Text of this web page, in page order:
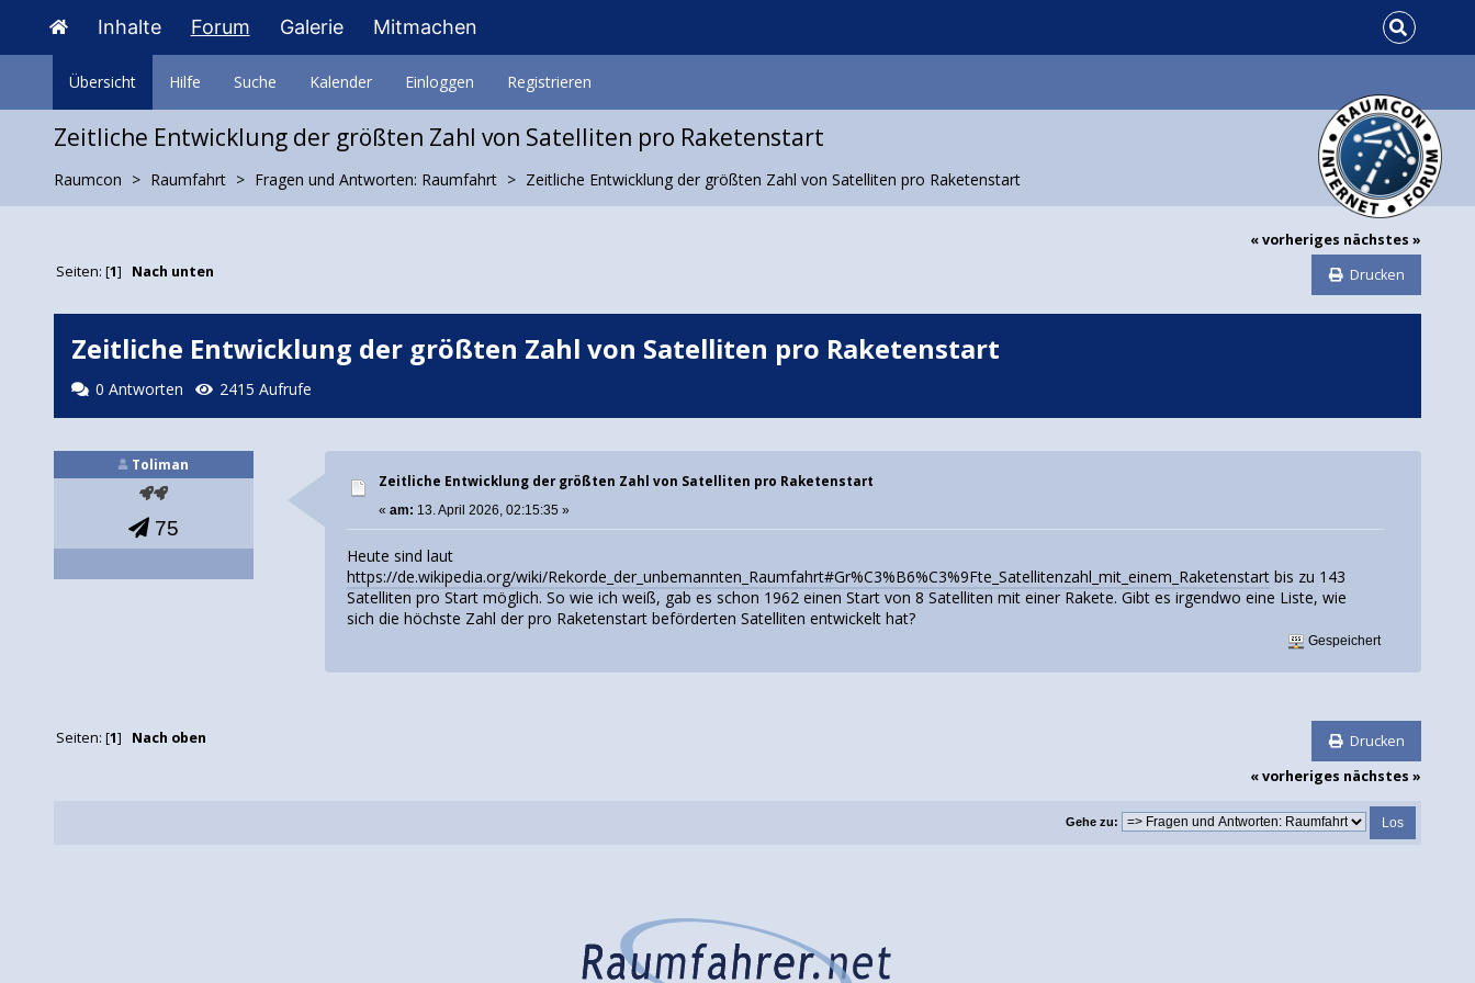
Inhalte Forum Galerie Mitmachen
Übersicht Hilfe Suche Kalender Einloggen Registrieren
Zeitliche Entwicklung der größten Zahl von Satelliten pro Raketenstart
Raumcon Raumfahrt Fragen und Antworten: Raumfahrt Zeitliche Entwicklung der größten Zahl von Satelliten pro Raketenstart
« vorheriges nächstes »
Drucken
Seiten: [1] Nach unten
Zeitliche Entwicklung der größten Zahl von Satelliten pro Raketenstart
0 Antworten 2415 Aufrufe
Toliman
75
Zeitliche Entwicklung der größten Zahl von Satelliten pro Raketenstart
«am: 13. April 2026, 02:15:35 »
Heute sind laut
https://de.wikipedia.org/wiki/Rekorde_der_unbemannten_Raumfahrt#Gr%C3%B6%C3%9Fte_Satellitenzahl_mit_einem_Raketenstart bis zu 143
Satelliten pro Start möglich. So wie ich weiß, gab es schon 1962 einen Start von 8 Satelliten mit einer Rakete. Gibt es irgendwo eine Liste, wie
sich die höchste Zahl der pro Raketenstart beförderten Satelliten entwickelt hat?
Gespeichert
Drucken
Seiten: [1] Nach oben
« vorheriges nächstes »
Gehe zu: